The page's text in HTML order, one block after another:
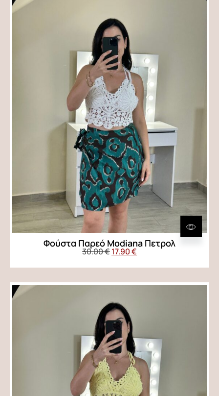
Φούστα Παρεό Modiana Πετρολ
30.00€17.90€